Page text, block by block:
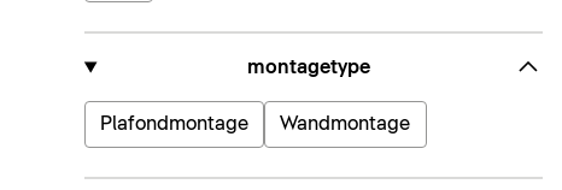
montagetype
Plafondmontage Wandmontage